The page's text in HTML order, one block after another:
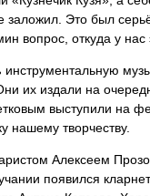
Это был
вопрос, откуда у
инструментальную
их издали на
выступили на
нашему творчеству.
Алексеем
появился